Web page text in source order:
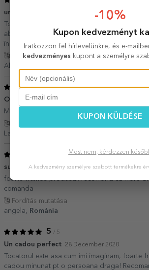
un cadou util
Tocator din lemn de calitate. Recomandare:
abțibildul direct pe produse.Adezivul ramane
îndepărtarea acestuia se realizează cu
Fordítás mutatása
Alexa,
5/ 5
O achiziție inspirata
Mulțumită,exact ca in poze,recomand cu drag
Laura,
super achizitie 27 Január 2021
foarte frumos produsul. recomand cu mare
comanda
Fordítás mutatása
angela,
Románia
5 / 5
Un cadou perfect 28 December 2020
Tocatorul este asa cum imi imaginam, foarte
cadou minunat pt o persoana draga!
-10%
Kupon kedvezményt
Iratkozzon fel hírlevelünkre, és e-
kedvezményes kupont a személyre
KUPON KÜLDÉSE
Most nem, kérdezzen
A kedvezmény személyre szabott termékekre